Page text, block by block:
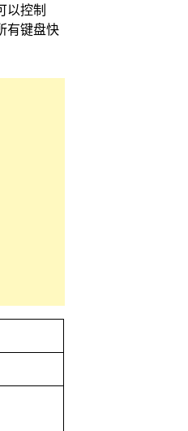
以控制
有键盘快